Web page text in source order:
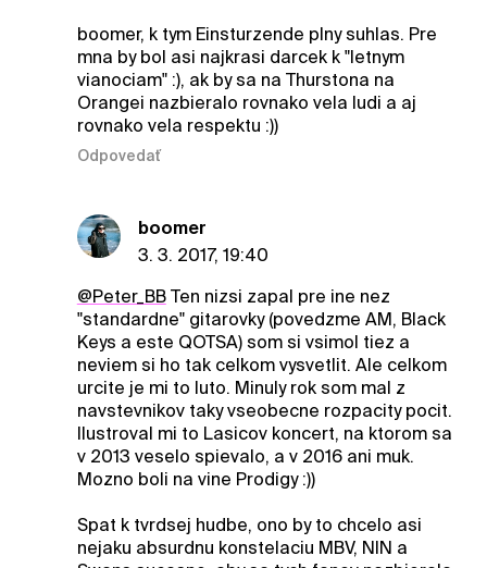
boomer, k tym Einsturzende plny suhlas. Pre
mna by bol asi najkrasi darcek k "letnym
vianociam" :), ak by sa na Thurstona na
Orangei nazbieralo rovnako vela ludi a aj
rovnako vela respektu :))
Odpovedať
boomer
3. 3. 2017, 19:40
@Peter_BBTen nizsi zapal pre ine nez
"standardne" gitarovky (povedzme AM, Black
Keys a este QOTSA) som si vsimol tiez a
neviem si ho tak celkom vysvetlit. Ale celkom
urcite je mi to luto. Minuly rok som mal z
navstevnikov taky vseobecne rozpacity pocit.
Ilustroval mi to Lasicov koncert, na ktorom sa
v 2013 veselo spievalo, a v 2016 ani muk.
Mozno boli na vine Prodigy :))
Spat k tvrdsej hudbe, ono by to chcelo asi
nejaku absurdnu konstelaciu MBV, NIN a